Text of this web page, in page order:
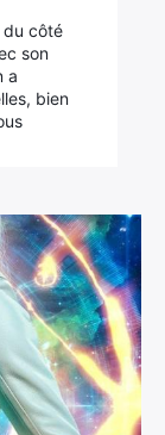
du côté
son
a
bien